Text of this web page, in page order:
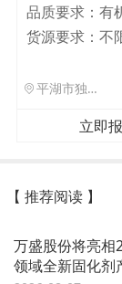
品质要求： 有
货源要求： 不
平湖市独山港镇集港路 589 号
立即
【 推荐阅读 】
万盛股份将亮相
领域全新固化剂